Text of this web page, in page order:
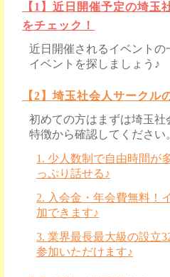
【1】近日開催予定の埼玉
をチェック！
近日開催されるイベント
イベントを探しましょう♪
【2】埼玉社会人サークル
初めての方はまずは埼玉
特徴から確認してください
1. 少人数制で自由時間が
っぷり話せる♪
2. 入会金・年会費無料！
加できます♪
3. 業界最長最大級の設立
参加いただけます♪